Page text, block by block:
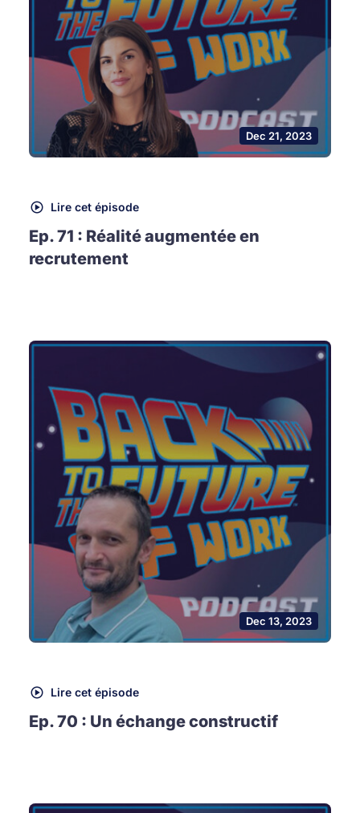
Dec 21, 2023
Lire cet épisode
Ep. 71 : Réalité augmentée en
recrutement
Dec 13, 2023
Lire cet épisode
Ep. 70 : Un échange constructif